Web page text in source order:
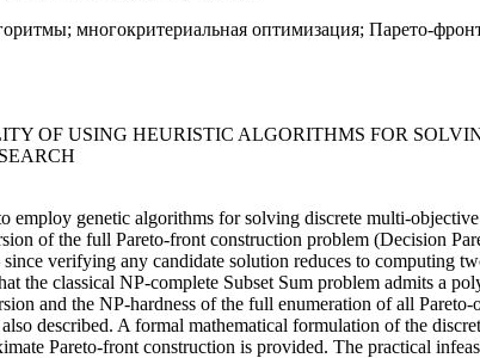
многокритериальная оптимизация; Парето-
OF USING HEURISTIC ALGORITHMS FOR
employ genetic algorithms for solving discrete multi-
of the full Pareto-front construction problem (Decision
verifying any candidate solution reduces to computing
the classical NP-complete Subset Sum problem admits a
and the NP-hardness of the full enumeration of all
described. A formal mathematical formulation of the
Pareto-front construction is provided. The practical